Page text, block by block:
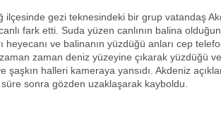
ilçesinde gezi teknesindeki bir grup vatandaş
fark etti. Suda yüzen canlının balina
heyecanı ve balinanın yüzdüğü anları cep
zaman deniz yüzeyine çıkarak yüzdüğü
şaşkın halleri kameraya yansıdı. Akdeniz
sonra gözden uzaklaşarak kayboldu.